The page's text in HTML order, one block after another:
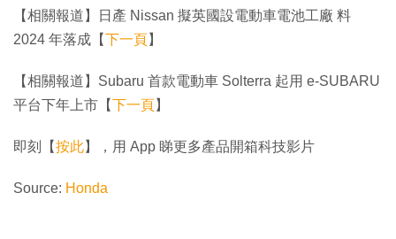
【相關報道】日產 Nissan 擬英國設電動車電池工廠 料
2024 年落成【下一頁】
【相關報道】Subaru 首款電動車 Solterra 起用 e-SUBARU
平台下年上市【下一頁】
即刻【按此】，用 App 睇更多產品開箱科技影片
Source: Honda